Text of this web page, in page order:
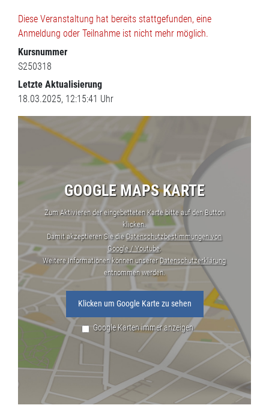
Diese Veranstaltung hat bereits stattgefunden, eine
Anmeldung oder Teilnahme ist nicht mehr möglich.
Kursnummer
S250318
Letzte Aktualisierung
18.03.2025, 12:15:41 Uhr
GOOGLE MAPS KARTE
Zum Aktivieren der eingebetteten Karte bitte auf den Button
klicken.
Damit akzeptieren Sie dieDatenschutzbestimmungen von
Google / Youtube.
Weitere Informationen können unsererDatenschutzerklärung
entnommen werden.
Klicken um Google Karte zu sehen
Google Karten immer anzeigen